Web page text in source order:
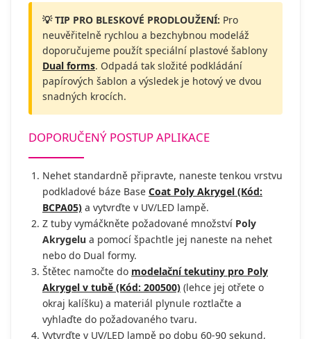
💡 TIP PRO BLESKOVÉ PRODLOUŽENÍ: Pro
neuvěřitelně rychlou a bezchybnou modeláž
doporučujeme použít speciální plastové šablony
Dual forms. Odpadá tak složité podkládání
papírových šablon a výsledek je hotový ve dvou
snadných krocích.
DOPORUČENÝ POSTUP APLIKACE
Nehet standardně připravte, naneste tenkou vrstvu
podkladové báze Base Coat Poly Akrygel (Kód:
BCPA05) a vytvrďte v UV/LED lampě.
Z tuby vymáčkněte požadované množství Poly
Akrygelu a pomocí špachtle jej naneste na nehet
nebo do Dual formy.
Štětec namočte do modelační tekutiny pro Poly
Akrygel v tubě (Kód: 200500) (lehce jej otřete o
okraj kalíšku) a materiál plynule roztlačte a
vyhlaďte do požadovaného tvaru.
Vytvrďte v UV/LED lampě po dobu 60-90 sekund,